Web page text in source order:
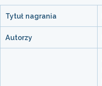
Tytuł nagrania
Autorzy